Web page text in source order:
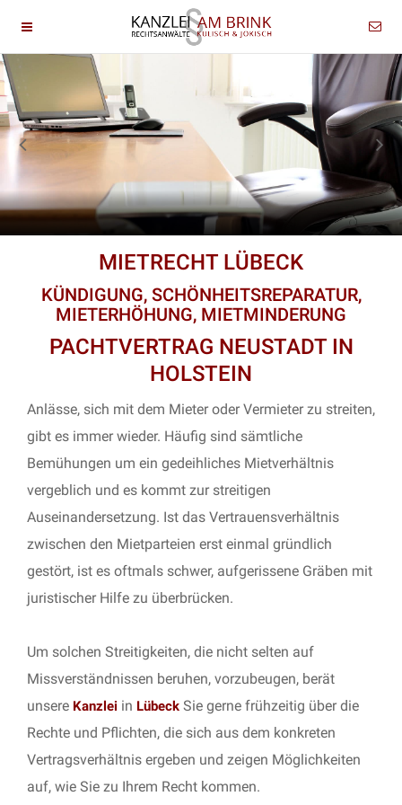
MIETRECHT LÜBECK
KÜNDIGUNG, SCHÖNHEITSREPARATUR,
MIETERHÖHUNG, MIETMINDERUNG
PACHTVERTRAG NEUSTADT IN
HOLSTEIN
Anlässe, sich mit dem Mieter oder Vermieter zu streiten,
gibt es immer wieder. Häufig sind sämtliche
Bemühungen um ein gedeihliches Mietverhältnis
vergeblich und es kommt zur streitigen
Auseinandersetzung. Ist das Vertrauensverhältnis
zwischen den Mietparteien erst einmal gründlich
gestört, ist es oftmals schwer, aufgerissene Gräben mit
juristischer Hilfe zu überbrücken.
Um solchen Streitigkeiten, die nicht selten auf
Missverständnissen beruhen, vorzubeugen, berät
unsere Kanzlei in Lübeck Sie gerne frühzeitig über die
Rechte und Pflichten, die sich aus dem konkreten
Vertragsverhältnis ergeben und zeigen Möglichkeiten
auf, wie Sie zu Ihrem Recht kommen.